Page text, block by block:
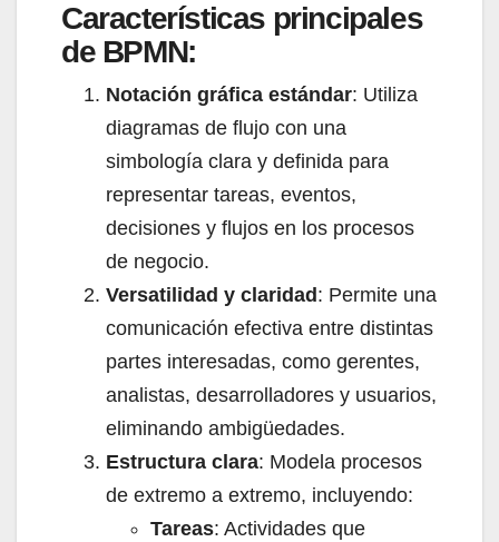
Características principales
de BPMN:
Notación gráfica estándar: Utiliza
diagramas de flujo con una
simbología clara y definida para
representar tareas, eventos,
decisiones y flujos en los procesos
de negocio.
Versatilidad y claridad : Permite una
comunicación efectiva entre distintas
partes interesadas, como gerentes,
analistas, desarrolladores y usuarios,
eliminando ambigüedades.
Estructura clara: Modela procesos
de extremo a extremo, incluyendo:
Tareas: Actividades que